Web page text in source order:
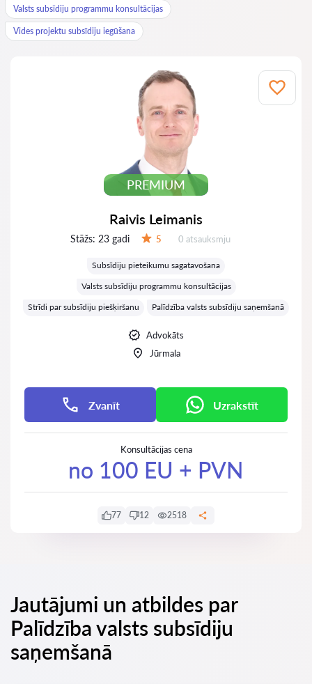
Valsts subsīdiju programmu konsultācijas
Vides projektu subsīdiju iegūšana
PREMIUM
Raivis Leimanis
Stāžs: 23 gadi 5 Atsauksmes:
0 atsauksmju
Subsīdiju pieteikumu sagatavošana
Valsts subsīdiju programmu konsultācijas
Strīdi par subsīdiju piešķiršanu
Palīdzība valsts subsīdiju saņemšanā
Advokāts
Jūrmala
Zvanīt Uzrakstīt
Konsultācijas cena
no 100 EU + PVN
77 12 2518
Jautājumi un atbildes par
Palīdzība valsts subsīdiju
saņemšanā